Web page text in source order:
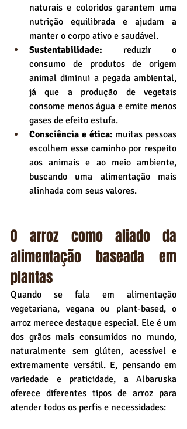
naturais e coloridos garantem uma
nutrição equilibrada e ajudam a
manter o corpo ativo e saudável.
Sustentabilidade: reduzir o
consumo de produtos de origem
animal diminui a pegada ambiental,
já que a produção de vegetais
consome menos água e emite menos
gases de efeito estufa.
Consciência e ética: muitas pessoas
escolhem esse caminho por respeito
aos animais e ao meio ambiente,
buscando uma alimentação mais
alinhada com seus valores.
O arroz como aliado da
alimentação baseada em
plantas
Quando se fala em alimentação
vegetariana, vegana ou plant-based, o
arroz merece destaque especial. Ele é um
dos grãos mais consumidos no mundo,
naturalmente sem glúten, acessível e
extremamente versátil. E, pensando em
variedade e praticidade, a Albaruska
oferece diferentes tipos de arroz para
atender todos os perfis e necessidades: